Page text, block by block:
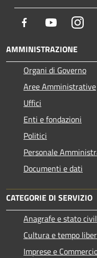
Facebook Youtube
AMMINISTRAZIONE
Organi di Governo
Aree Amministrative
Uffici
Enti e fondazioni
Politici
Personale
Documenti e dati
CATEGORIE DI SERVIZIO
Anagrafe e stato
Cultura e tempo
Imprese e